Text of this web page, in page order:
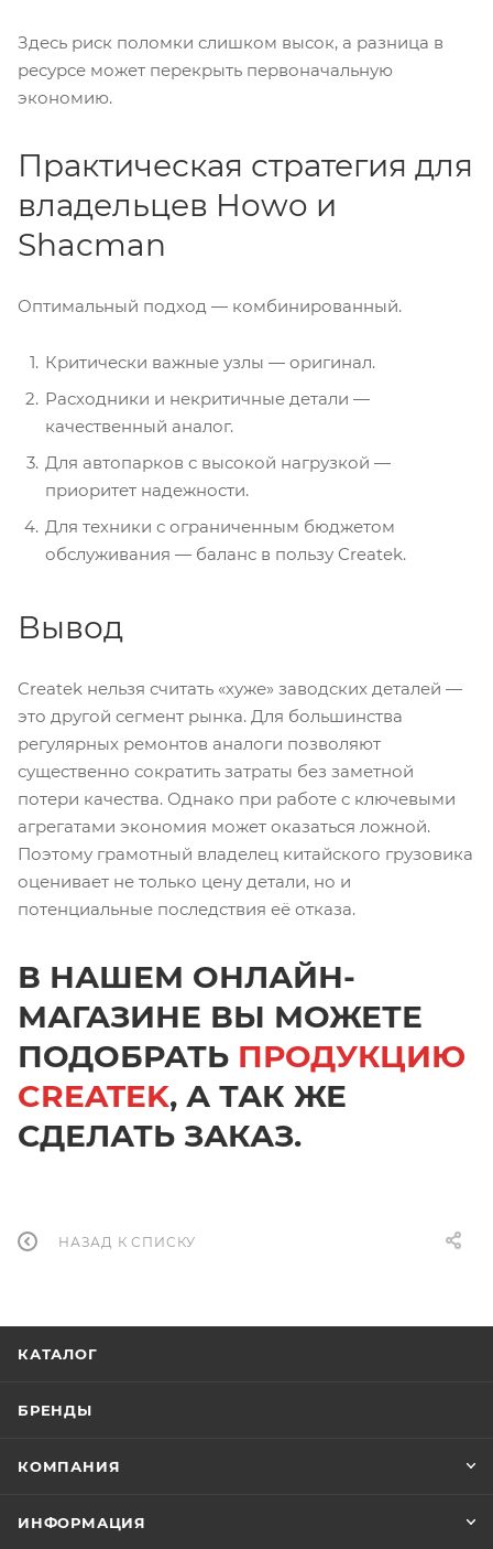
Здесь риск поломки слишком высок, а разница в
ресурсе может перекрыть первоначальную
экономию.
Практическая стратегия для
владельцев Howo и
Shacman
Оптимальный подход — комбинированный.
Критически важные узлы — оригинал.
Расходники и некритичные детали —
качественный аналог.
Для автопарков с высокой нагрузкой —
приоритет надежности.
Для техники с ограниченным бюджетом
обслуживания — баланс в пользу Createk.
Вывод
Createk нельзя считать «хуже» заводских деталей —
это другой сегмент рынка. Для большинства
регулярных ремонтов аналоги позволяют
существенно сократить затраты без заметной
потери качества. Однако при работе с ключевыми
агрегатами экономия может оказаться ложной.
Поэтому грамотный владелец китайского грузовика
оценивает не только цену детали, но и
потенциальные последствия её отказа.
В НАШЕМ ОНЛАЙН-
МАГАЗИНЕ ВЫ МОЖЕТЕ
ПОДОБРАТЬ ПРОДУКЦИЮ
CREATEK, А ТАК ЖЕ
СДЕЛАТЬ ЗАКАЗ.
НАЗАД К СПИСКУ
КАТАЛОГ
БРЕНДЫ
КОМПАНИЯ
ИНФОРМАЦИЯ